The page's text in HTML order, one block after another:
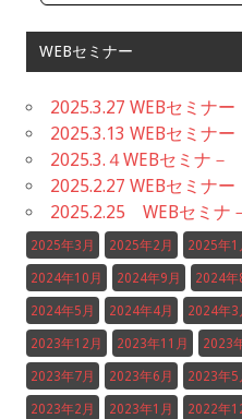
WEBセミナー
2025.3.27 WEBセミナー
2025.3.13 WEBセミナー
2025.3.４WEBセミナ－
2025.2.27 WEBセミナー
2025.2.25 WEBセミナ
2025年3月 2025年2月 2025年1
2024年10月 2024年9月 2024年
2024年5月 2024年4月 2024年3
2023年12月 2023年11月 2023
2023年7月 2023年6月 2023年5
2023年2月 2023年1月 2022年